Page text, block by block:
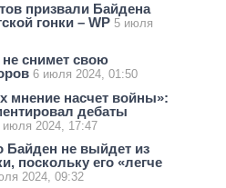
призвали Байдена
гонки – WP 5 июля
снимет свою
6 июля 2024, 01:50
мнение насчет войны»:
дебаты
июля 2024, 17:47
Байден не выйдет из
поскольку его «легче
2024, 09:32